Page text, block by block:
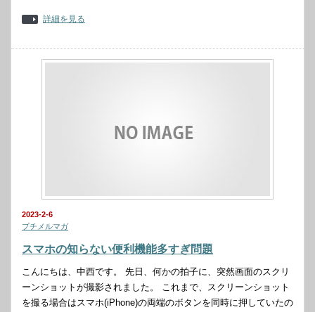
詳細を見る
2023-2-6
プチメルマガ
スマホの知らない便利機能多すぎ問題
こんにちは、中西です。 先日、何かの拍子に、突然画面のスクリ
ーンショットが撮影されました。 これまで、スクリーンショット
を撮る場合はスマホ(iPhone)の両端のボタンを同時に押していたの